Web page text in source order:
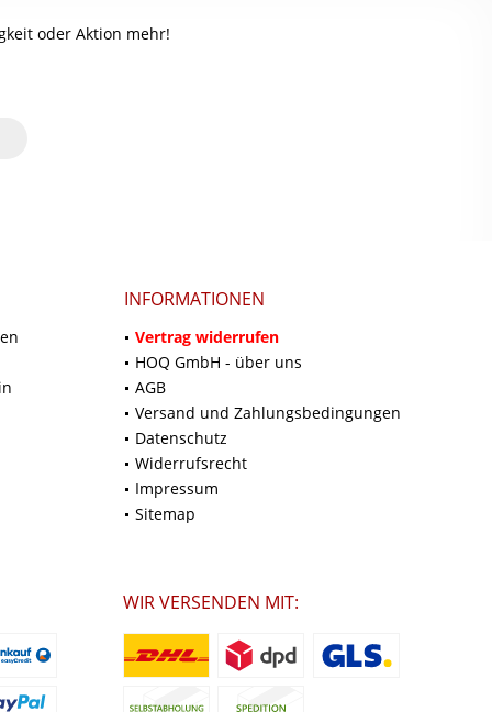
oder Aktion mehr!
INFORMATIONEN
Vertrag widerrufen
HOQ GmbH - über uns
AGB
Versand und Zahlungsbedingungen
Datenschutz
Widerrufsrecht
Impressum
Sitemap
WIR VERSENDEN MIT: